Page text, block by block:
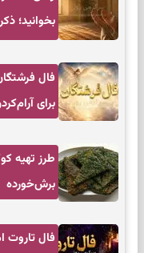
بخوانید؛
برای
طرز تهیه
برش‌خورده